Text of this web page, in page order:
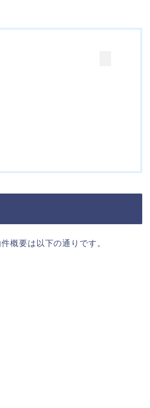
概要は以下の通りです。